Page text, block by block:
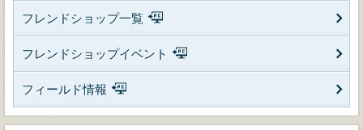
フレンドショップ一覧
フレンドショップイベント
フィールド情報